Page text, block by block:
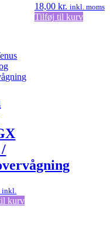
18,00 kr. inkl. moms
Tilføj til kurv
inkl.
kurv